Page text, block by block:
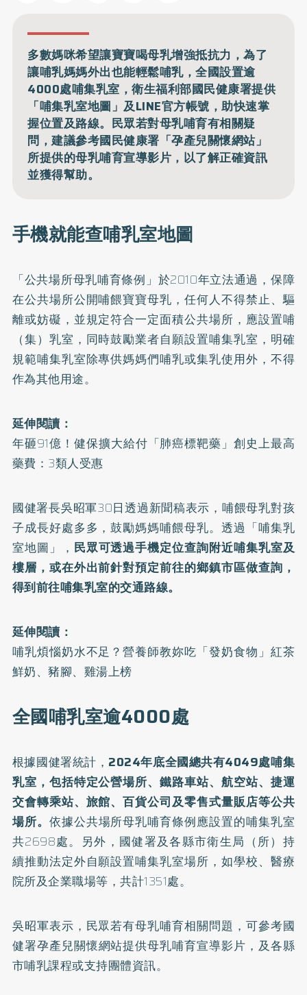
多數媽咪希望讓寶寶喝母乳增強抵抗力，為了
讓哺乳媽媽外出也能輕鬆哺乳，全國設置逾
4000處哺集乳室，衛生福利部國民健康署提供
「哺集乳室地圖」及LINE官方帳號，助快速掌
握位置及路線。民眾若對母乳哺育有相關疑
問，建議參考國民健康署「孕產兒關懷網站」
所提供的母乳哺育宣導影片，以了解正確資訊
並獲得幫助。
手機就能查哺乳室地圖
「公共場所母乳哺育條例 」於2010年立法通過，保障
在公共場所公開哺餵寶寶母乳，任何人不得禁止、驅
離或妨礙，並規定符合一定面積公共場所，應設置哺
（集）乳室，同時鼓勵業者自願設置哺集乳室，明確
規範哺集乳室除專供媽媽們哺乳或集乳使用外，不得
作為其他用途。
延伸閱讀：
年砸91億！健保擴大給付「肺癌標靶藥」創史上最高
藥費：3類人受惠
國健署長吳昭軍30日透過新聞稿表示，哺餵母乳對孩
子成長好處多多，鼓勵媽媽哺餵母乳。透過「哺集乳
室地圖 」， 民眾可透過手機定位查詢附近哺集乳室及
樓層，或在外出前針對預定前往的鄉鎮市區做查詢，
得到前往哺集乳室的交通路線。
延伸閱讀：
哺乳煩惱奶水不足？營養師教妳吃「發奶食物」紅茶
鮮奶、豬腳、雞湯上榜
全國哺乳室逾4000處
根據國健署統計， 2024年底全國總共有4049處哺集
乳室，包括特定公營場所、鐵路車站、航空站、捷運
交會轉乘站、旅館、百貨公司及零售式量販店等公共
場所。 依據公共場所母乳哺育條例應設置的哺集乳室
共2698處。另外，國健署及各縣市衛生局（所）持
續推動法定外自願設置哺集乳室場所，如學校、醫療
院所及企業職場等，共計1351處。
吳昭軍表示，民眾若有母乳哺育相關問題，可參考國
健署孕產兒關懷網站提供母乳哺育宣導影片，及各縣
市哺乳課程或支持團體資訊。